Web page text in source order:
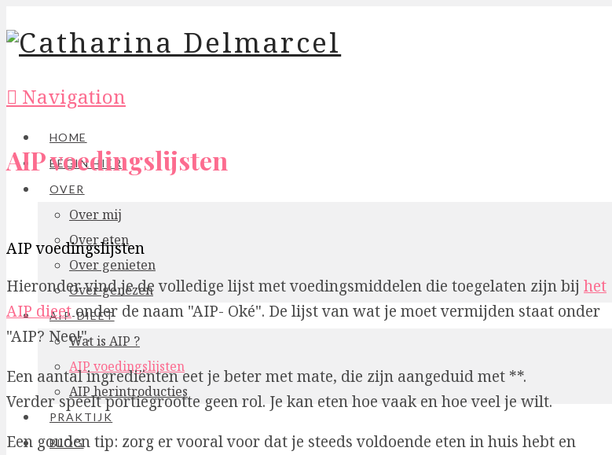
Navigation
HOME
BEGIN HIER
OVER
Over mij
Over eten
Over genieten
Over genezen
AIP-DIEET
Wat is AIP ?
AIP voedingslijsten
AIP herintroducties
PRAKTIJK
BLOG
AIP voedingslijsten
AIP voedingslijsten
Hieronder vind je de volledige lijst met voedingsmiddelen die toegelaten zijn bij het
AIP dieetonder de naam "AIP- Oké". De lijst van wat je moet vermijden staat onder
"AIP? Nee!".
Een aantal ingrediënten eet je beter met mate, die zijn aangeduid met **.
Verder speelt portiegrootte geen rol. Je kan eten hoe vaak en hoe veel je wilt.
Een gouden tip: zorg er vooral voor dat je steeds voldoende eten in huis hebt en